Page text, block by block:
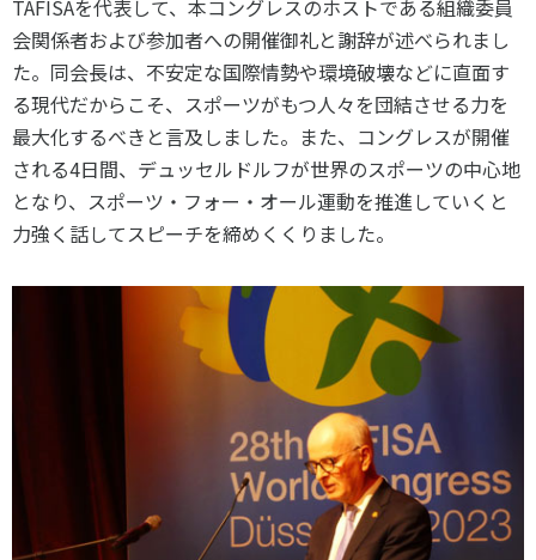
© 2020
各教育機関との連携
スポーツ振興団体との連携
【動画】スポーツでアクティブなまちづくり
知る学ぶ
Sport Topics
スポーツ 歴史の検証
TAFISAを代表して、本コングレスのホストである組織委員
会関係者および参加者への開催御礼と謝辞が述べられまし
た。同会長は、不安定な国際情勢や環境破壊などに直面す
る現代だからこそ、スポーツがもつ人々を団結させる力を
最大化するべきと言及しました。また、コングレスが開催
される4日間、デュッセルドルフが世界のスポーツの中心地
となり、スポーツ・フォー・オール運動を推進していくと
力強く話してスピーチを締めくくりました。